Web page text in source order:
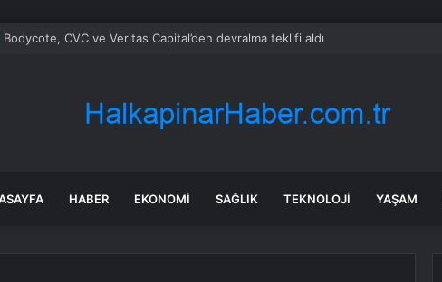
Bodycote, CVC ve Veritas Capital’den devralma teklifi aldı
HABER EKONOMI SAĞLIK TEKNOLOJI YAŞAM